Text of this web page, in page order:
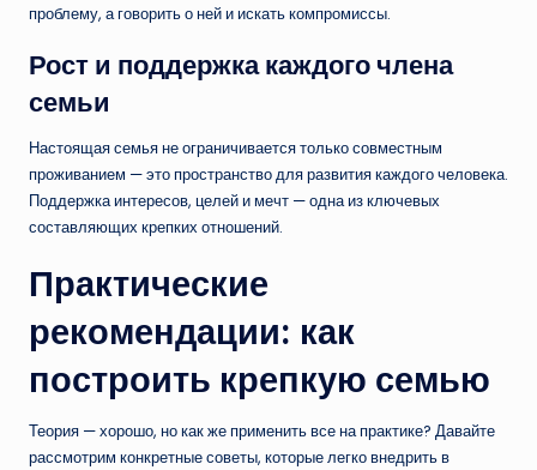
проблему, а говорить о ней и искать компромиссы.
Рост и поддержка каждого члена
семьи
Настоящая семья не ограничивается только совместным
проживанием — это пространство для развития каждого человека.
Поддержка интересов, целей и мечт — одна из ключевых
составляющих крепких отношений.
Практические
рекомендации: как
построить крепкую семью
Теория — хорошо, но как же применить все на практике? Давайте
рассмотрим конкретные советы, которые легко внедрить в